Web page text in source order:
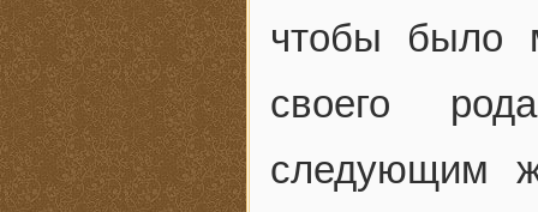
чтобы было
своего
следующим